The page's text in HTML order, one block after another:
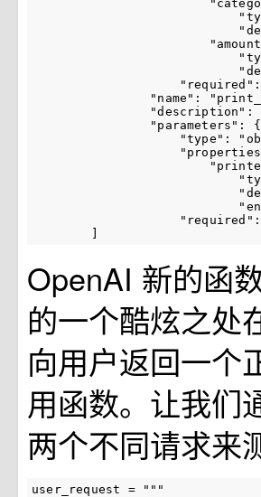
"required" :
"name" :
"description" :
"parameters" :
{
"type" :
"required" :
OpenAI 新的函
的一个酷炫之处
向用户返回一个
用函数。让我们
两个不同请求来
user_request = """